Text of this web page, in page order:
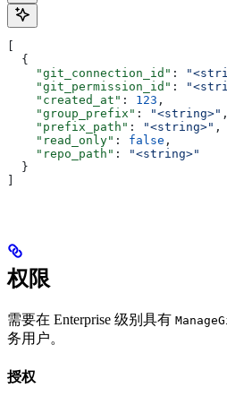
[
  {
    "git_connection_id"
:
    "git_permission_id"
:
    "created_at"
: 123 ,
    "group_prefix"
: "<string>" ,
    "prefix_path"
: "<string>" ,
    "read_only"
: false ,
    "repo_path"
:
"<string>"
  }
]
权限
需要在 Enterprise 级别具有
务用户。
授权